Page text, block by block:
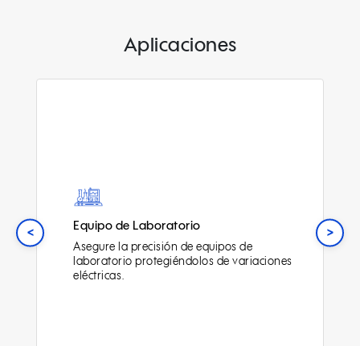
Aplicaciones
Equipo de Laboratorio
Asegure la precisión de equipos de
laboratorio protegiéndolos de variaciones
eléctricas.
>
<